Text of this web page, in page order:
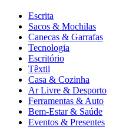
Escrita
Sacos & Mochilas
Canecas & Garrafas
Tecnologia
Escritório
Têxtil
Casa & Cozinha
Ar Livre & Desporto
Ferramentas & Auto
Bem-Estar & Saúde
Eventos & Presentes